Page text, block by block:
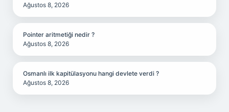
Ağustos 8, 2026
Pointer aritmetiği nedir ?
Ağustos 8, 2026
Osmanlı ilk kapitülasyonu hangi devlete verdi ?
Ağustos 8, 2026